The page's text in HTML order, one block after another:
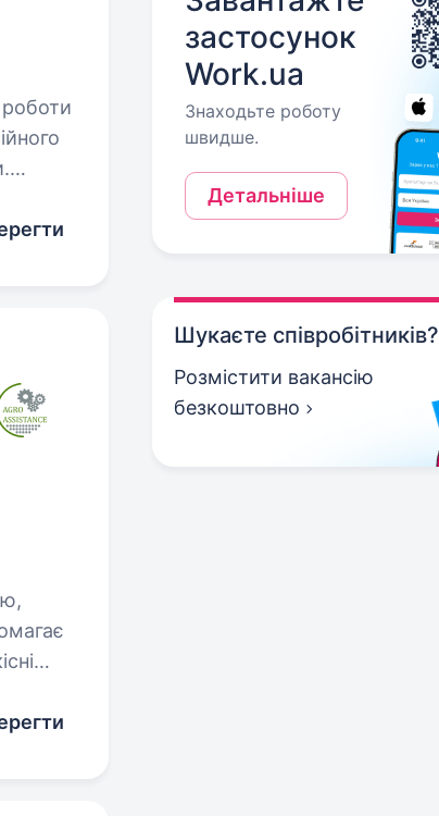
роботи
застосунок
Work.ua
Знаходьте роботу
швидше.
Детальніше
Шукаєте співробітників?
Розмістити вакансію
безкоштовно